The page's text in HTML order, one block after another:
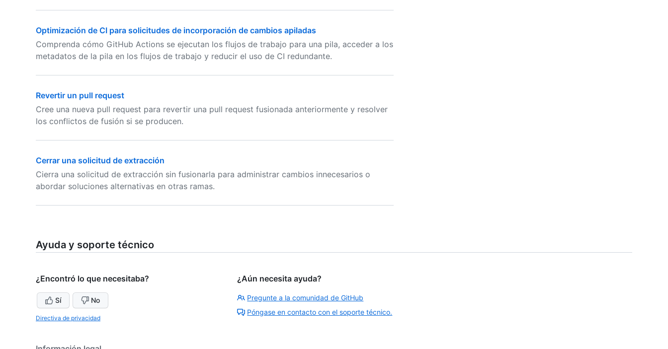
Optimización de CI para solicitudes de incorporación de cambios apiladas
Comprenda cómo GitHub Actions se ejecutan los flujos de trabajo para una pila, acceder a los
metadatos de la pila en los flujos de trabajo y reducir el uso de CI redundante.
Revertir un pull request
Cree una nueva pull request para revertir una pull request fusionada anteriormente y resolver
los conflictos de fusión si se producen.
Cerrar una solicitud de extracción
Cierra una solicitud de extracción sin fusionarla para administrar cambios innecesarios o
abordar soluciones alternativas en otras ramas.
Ayuda y soporte técnico
¿Encontró lo que necesitaba?
Sí No
Directiva de privacidad
¿Aún necesita ayuda?
Pregunte a la comunidad de GitHub
Póngase en contacto con el soporte técnico.